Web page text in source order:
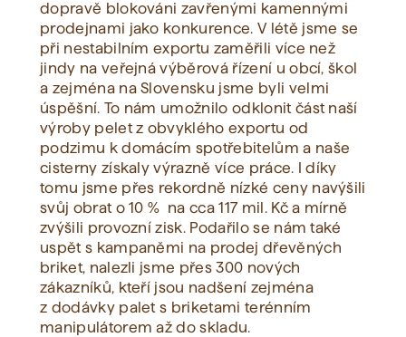
dopravě blokováni zavřenými kamennými
prodejnami jako konkurence. V létě jsme se
při nestabilním exportu zaměřili více než
jindy na veřejná výběrová řízení u obcí, škol
a zejména na Slovensku jsme byli velmi
úspěšní. To nám umožnilo odklonit část naší
výroby pelet z obvyklého exportu od
podzimu k domácím spotřebitelům a naše
cisterny získaly výrazně více práce. I díky
tomu jsme přes rekordně nízké ceny navýšili
svůj obrat o 10 % na cca 117 mil. Kč a mírně
zvýšili provozní zisk. Podařilo se nám také
uspět s kampaněmi na prodej dřevěných
briket, nalezli jsme přes 300 nových
zákazníků, kteří jsou nadšení zejména
z dodávky palet s briketami terénním
manipulátorem až do skladu.